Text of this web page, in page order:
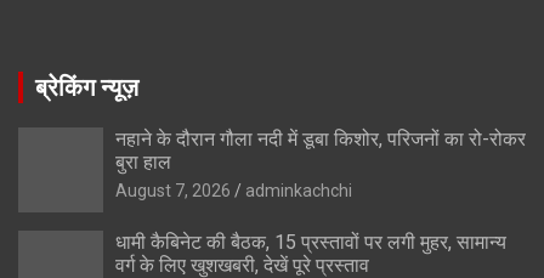
ब्रेकिंग न्यूज़
नहाने के दौरान गौला नदी में डूबा किशोर, परिजनों का रो-रोकर
बुरा हाल
August 7, 2026 adminkachchi
धामी कैबिनेट की बैठक, 15 प्रस्तावों पर लगी मुहर, सामान्य
वर्ग के लिए खुशखबरी, देखें पूरे प्रस्ताव